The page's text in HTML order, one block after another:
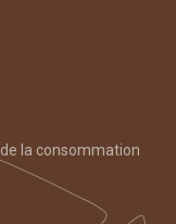
la consommation